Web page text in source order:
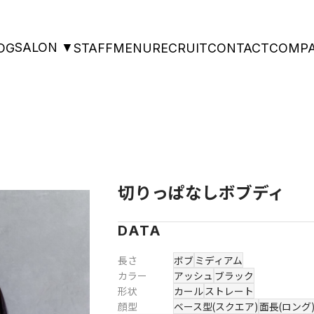
SALON ▼STAFFMENURECRUITCONTACT
切りっぱなしボブディ
DATA
長さ ボブ ミディアム
カラー
アッシュ ブラック
形状
カールストレート
顔型
ベース型(スクエア)面長(ロング)